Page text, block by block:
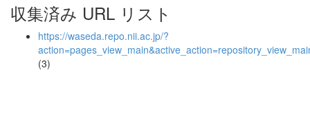
収集済み URL リスト
https://waseda.repo.nii.ac.jp/?
(3)